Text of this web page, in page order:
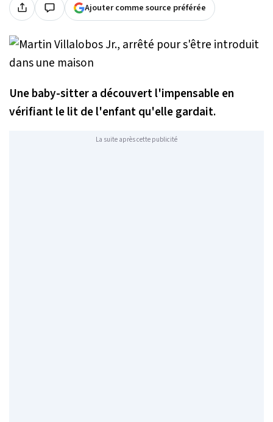
Ajouter comme source préférée
Une baby-sitter a découvert l'impensable en
vérifiant le lit de l'enfant qu'elle gardait.
La suite après cette publicité